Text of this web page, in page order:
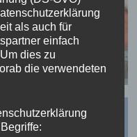
als auch für
einfach
dies zu
die verwendeten